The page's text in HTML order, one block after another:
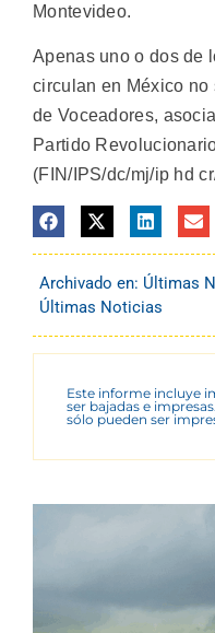
Montevideo.
Apenas uno o dos de
circulan en México
de Voceadores,
Partido
(FIN/IPS/dc/mj/ip hd
Archivado en: Últimas
Últimas Noticias
Este informe incluye
ser bajadas e
sólo pueden ser